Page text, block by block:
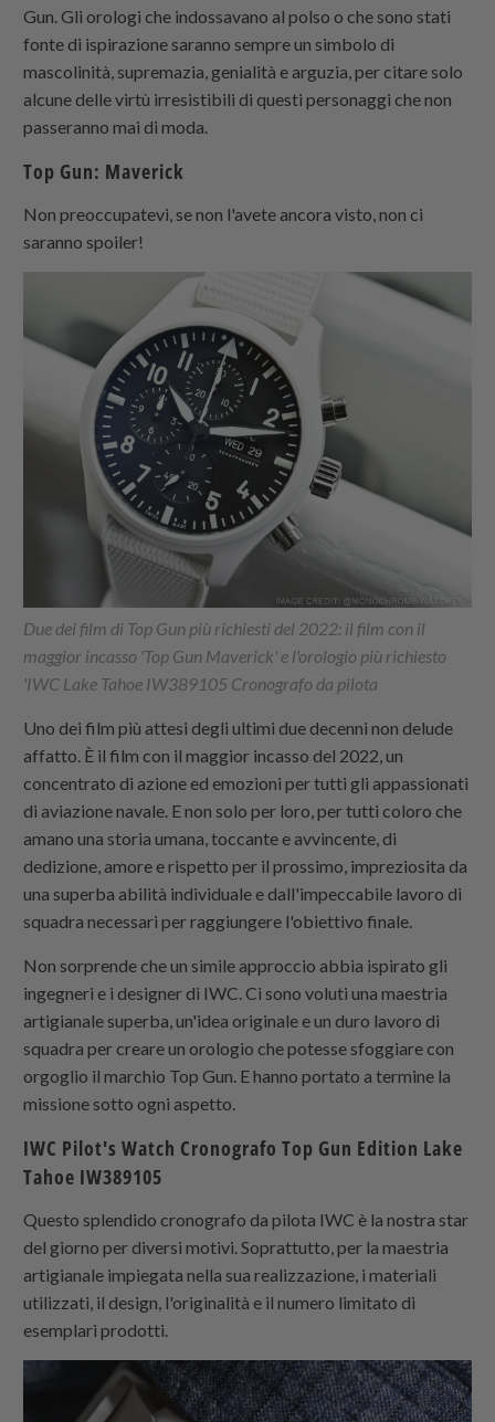
Gun. Gli orologi che indossavano al polso o che sono stati
fonte di ispirazione saranno sempre un simbolo di
mascolinità, supremazia, genialità e arguzia, per citare solo
alcune delle virtù irresistibili di questi personaggi che non
passeranno mai di moda.
Top Gun: Maverick
Non preoccupatevi, se non l'avete ancora visto, non ci
saranno spoiler!
Due dei film di Top Gun più richiesti del 2022: il film con il
maggior incasso 'Top Gun Maverick' e l'orologio più richiesto
'IWC Lake Tahoe IW389105 Cronografo da pilota
Uno dei film più attesi degli ultimi due decenni non delude
affatto. È il film con il maggior incasso del 2022, un
concentrato di azione ed emozioni per tutti gli appassionati
di aviazione navale. E non solo per loro, per tutti coloro che
amano una storia umana, toccante e avvincente, di
dedizione, amore e rispetto per il prossimo, impreziosita da
una superba abilità individuale e dall'impeccabile lavoro di
squadra necessari per raggiungere l'obiettivo finale.
Non sorprende che un simile approccio abbia ispirato gli
ingegneri e i designer di IWC. Ci sono voluti una maestria
artigianale superba, un'idea originale e un duro lavoro di
squadra per creare un orologio che potesse sfoggiare con
orgoglio il marchio Top Gun. E hanno portato a termine la
missione sotto ogni aspetto.
IWC Pilot's Watch Cronografo Top Gun Edition Lake
Tahoe IW389105
Questo splendido cronografo da pilota IWC è la nostra star
del giorno per diversi motivi. Soprattutto, per la maestria
artigianale impiegata nella sua realizzazione, i materiali
utilizzati, il design, l'originalità e il numero limitato di
esemplari prodotti.